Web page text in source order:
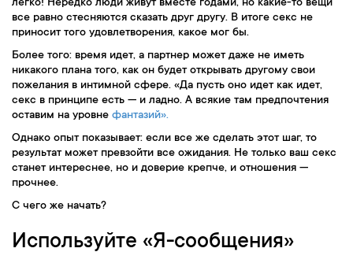
легко! Нередко люди живут вместе годами, но какие-то вещи
все равно стесняются сказать друг другу. В итоге секс не
приносит того удовлетворения, какое мог бы.
Более того: время идет, а партнер может даже не иметь
никакого плана того, как он будет открывать другому свои
пожелания в интимной сфере. «Да пусть оно идет как идет,
секс в принципе есть — и ладно. А всякие там предпочтения
оставим на уровне фантазий».
Однако опыт показывает: если все же сделать этот шаг, то
результат может превзойти все ожидания. Не только ваш секс
станет интереснее, но и доверие крепче, и отношения —
прочнее.
С чего же начать?
Используйте «Я-сообщения»